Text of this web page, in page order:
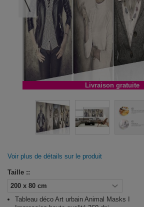
Livraison gratuite
Voir plus de détails sur le produit
Taille ::
Tableau déco Art urbain Animal Masks I